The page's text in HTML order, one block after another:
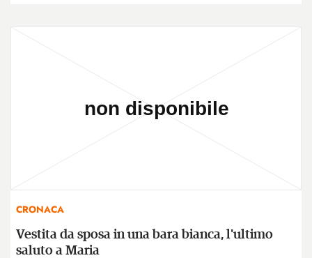
CRONACA
Vestita da sposa in una bara bianca, l'ultimo
saluto a Maria